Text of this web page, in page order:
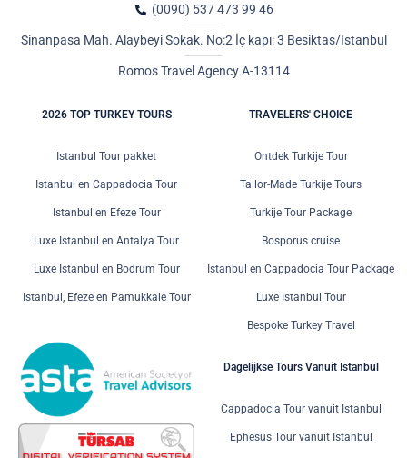
(0090) 537 473 99 46
Sinanpasa Mah. Alaybeyi Sokak. No:2 İç kapı: 3 Besiktas/Istanbul
Romos Travel Agency A-13114
2026 TOP TURKEY TOURS
Istanbul Tour pakket
Istanbul en Cappadocia Tour
Istanbul en Efeze Tour
Luxe Istanbul en Antalya Tour
Luxe Istanbul en Bodrum Tour
Istanbul, Efeze en Pamukkale Tour
TRAVELERS' CHOICE
Ontdek Turkije Tour
Tailor-Made Turkije Tours
Turkije Tour Package
Bosporus cruise
Istanbul en Cappadocia Tour Package
Luxe Istanbul Tour
Bespoke Turkey Travel
Dagelijkse Tours Vanuit Istanbul
Cappadocia Tour vanuit Istanbul
Ephesus Tour vanuit Istanbul